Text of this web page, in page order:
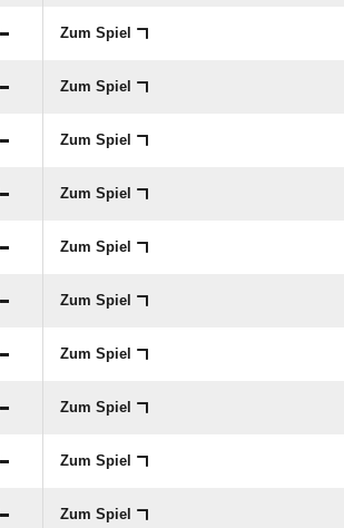
Zum Spiel
Zum Spiel
Zum Spiel
Zum Spiel
Zum Spiel
Zum Spiel
Zum Spiel
Zum Spiel
Zum Spiel
Zum Spiel